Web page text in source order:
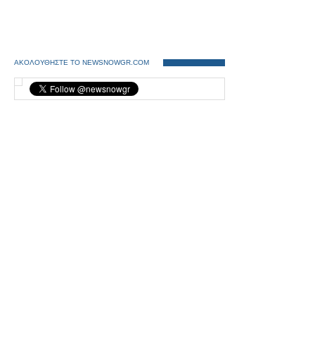
ΑΚΟΛΟΥΘΗΣΤΕ ΤΟ NEWSNOWGR.COM